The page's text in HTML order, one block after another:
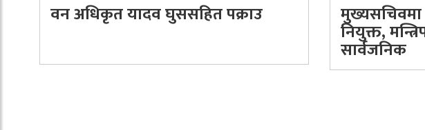
वन अधिकृत यादव घुससहित पक्राउ मुख्यसचिवमा
नियुक्त,
सार्वजनिक